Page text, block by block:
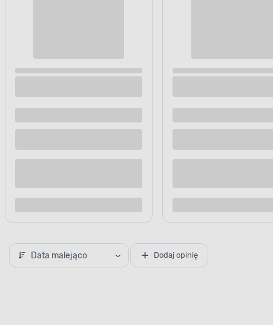
Kup teraz
Dostępne z dostawą
Dostępne w sklepie
Kup teraz
Data malejąco Dodaj opinię